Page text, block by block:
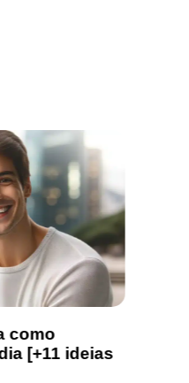
como
[+11 ideias